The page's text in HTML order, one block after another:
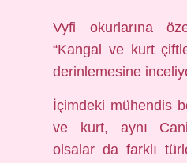
Vyfi okurlarına
“Kangal ve kurt
derinlemesine
İçimdeki mühendis
ve kurt, aynı
olsalar da farklı